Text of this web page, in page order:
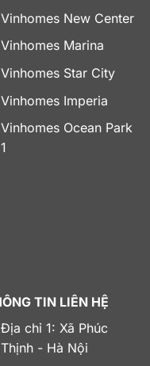
Vinhomes New Center
Vinhomes Marina
Vinhomes Star City
Vinhomes Imperia
Vinhomes Ocean Park
1
TIN LIÊN HỆ
Địa chỉ 1: Xã Phúc
Thịnh - Hà Nội